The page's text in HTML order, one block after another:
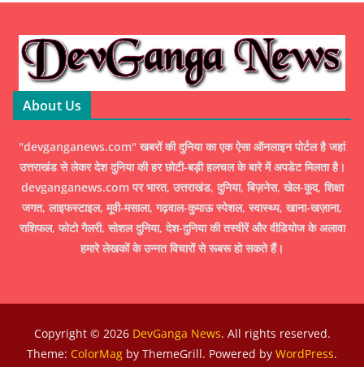
About Us
"devganganews.com" खबरों की दुनिया का एक ऐसा ऑनलाइन पोर्टल है जहां
उत्तराखंड से लेकर देश दुनिया की हर छोटी-बड़ी हलचल के बारे में अपडेट मिलता है।
devganganews.com पर भारत, उत्तराखंड, दुनिया, बिज़नेस, खेल-कूद, शिक्षा
जगत, लाइफस्टाइल, मूवी-मसाला, गढ़वाल-कुमाऊ स्पेशल, स्वास्थ्य, खाना-खज़ाना,
राशिफल, फोटो गैलरी, सोशल दुनिया, देश-दुनिया की तस्वीरें और वीडियोज के अलावा
हमारे लेखकों के उन्नत विचारों से रूबरू हो सकते हैं।
Copyright © 2026 DevGanga News. All rights reserved.
Theme: ColorMag by ThemeGrill. Powered by WordPress.